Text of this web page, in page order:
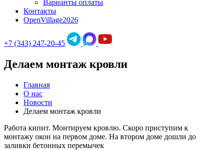
Варианты оплаты
Контакты
OpenVillage2026
+7 (343) 247-20-45
Делаем монтаж кровли
Главная
О нас
Новости
Делаем монтаж кровли
Работа кипит. Монтируем кровлю. Скоро приступим к
монтажу окон на первом доме. На втором доме дошли до
заливки бетонных перемычек